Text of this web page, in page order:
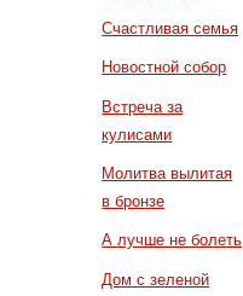
Счастливая семья
Новостной собор
Встреча за
кулисами
Молитва вылитая
в бронзе
А лучше не болеть
Дом с зеленой